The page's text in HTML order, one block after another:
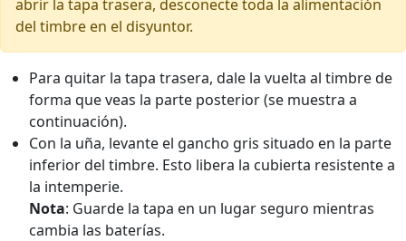
abrir la tapa trasera, desconecte toda la alimentación
del timbre en el disyuntor.
Para quitar la tapa trasera, dale la vuelta al timbre de
forma que veas la parte posterior (se muestra a
continuación).
Con la uña, levante el gancho gris situado en la parte
inferior del timbre. Esto libera la cubierta resistente a
la intemperie.
Nota: Guarde la tapa en un lugar seguro mientras
cambia las baterías.